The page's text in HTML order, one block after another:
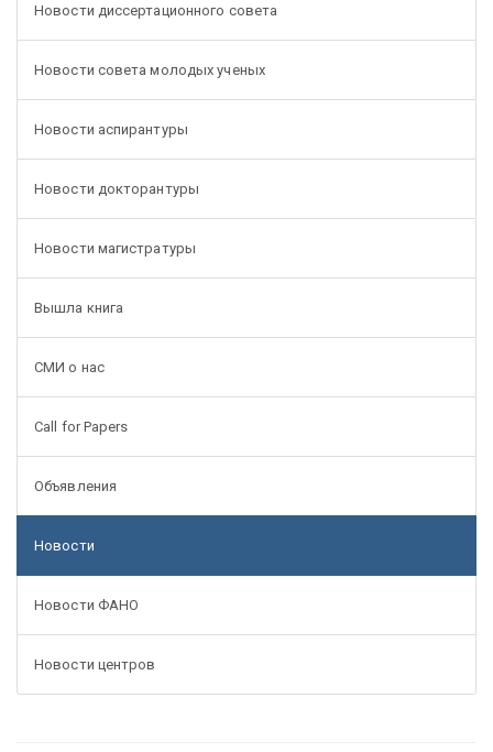
Новости диссертационного совета
Новости совета молодых ученых
Новости аспирантуры
Новости докторантуры
Новости магистратуры
Вышла книга
СМИ о нас
Call for Papers
Объявления
Новости
Новости ФАНО
Новости центров